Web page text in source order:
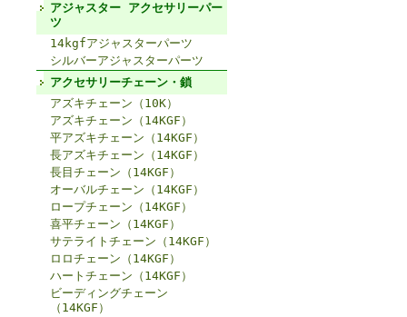
アジャスター アクセサリーパー
ツ
14kgfアジャスターパーツ
シルバーアジャスターパーツ
アクセサリーチェーン・鎖
アズキチェーン（10K）
アズキチェーン（14KGF）
平アズキチェーン（14KGF）
長アズキチェーン（14KGF）
長目チェーン（14KGF）
オーバルチェーン（14KGF）
ロープチェーン（14KGF）
喜平チェーン（14KGF）
サテライトチェーン（14KGF）
ロロチェーン（14KGF）
ハートチェーン（14KGF）
ビーディングチェーン
（14KGF）